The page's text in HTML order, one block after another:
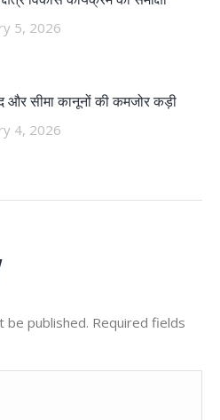
5, 2026
सीमा कानूनों की कमजोर कड़ी
4, 2026
be published. Required fields